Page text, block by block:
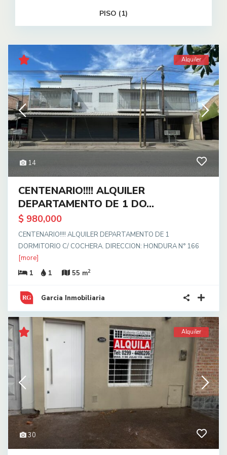
PISO (1)
14
Alquiler
CENTENARIO!!!! ALQUILER
DEPARTAMENTO DE 1 DO...
$ 980,000
CENTENARIO!!!! ALQUILER DEPARTAMENTO DE 1
DORMITORIO C/ COCHERA. DIRECCION: HONDURA N° 166
[more]
1
1 55 m2
Garcia Inmobiliaria
30
Alquiler